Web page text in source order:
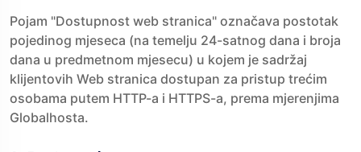
Pojam "Dostupnost web stranica" označava postotak
pojedinog mjeseca (na temelju 24-satnog dana i broja
dana u predmetnom mjesecu) u kojem je sadržaj
klijentovih Web stranica dostupan za pristup trećim
osobama putem HTTP-a i HTTPS-a, prema mjerenjima
Globalhosta.